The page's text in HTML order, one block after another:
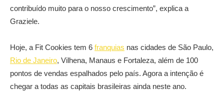
contribuído muito para o nosso crescimento”, explica a
Graziele.
Hoje, a Fit Cookies tem 6 franquias nas cidades de São Paulo,
Rio de Janeiro, Vilhena, Manaus e Fortaleza, além de 100
pontos de vendas espalhados pelo país. Agora a intenção é
chegar a todas as capitais brasileiras ainda neste ano.